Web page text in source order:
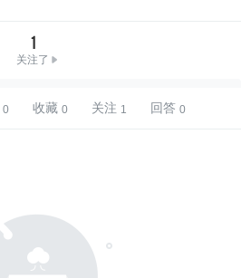
1
关注了
收藏 关注 回答